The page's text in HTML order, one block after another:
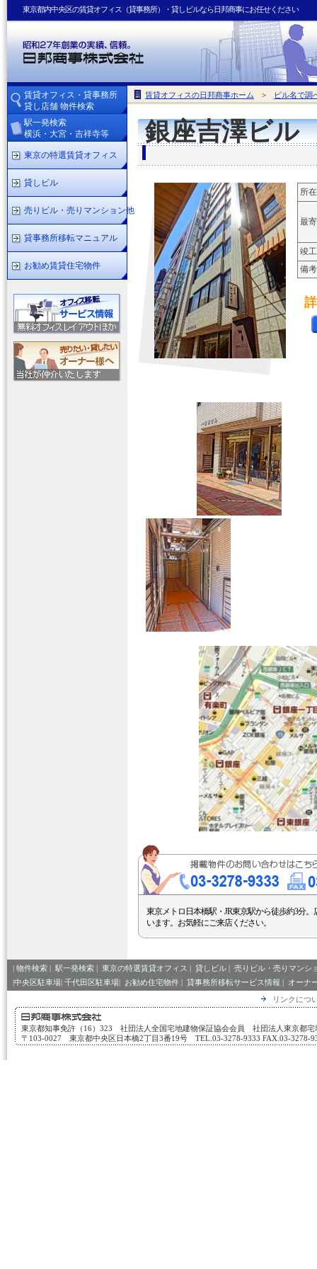
東京都内中央区の賃貸オフィス（貸事務所）・貸しビルなら日邦商事にお任せください
賃貸オフィスの日邦商事ホーム > ビル名で調
銀座吉澤ビル
所
最
竣工
備考
東京メトロ日本橋駅・JR東京駅から徒歩約3分。
います。お気軽にご来店ください。
賃貸オフィス・貸事務所
貸し店舗 物件検索
駅一発検索
横浜・大宮・吉祥寺等
東京の特選賃貸オフィス
貸しビル
売りビル・売りマンション他
貸事務所移転マニュアル
お勧め賃貸住宅物件
| 物件検索 | 駅一発検索 | 東京の特選賃貸オフィス | 貸しビル | 売りビル・売りマンシ
|中央区駐車場| 千代田区駐車場| お勧め住宅物件 | 貸事務所移転サービス情報 | オーナ
リンクにつ
東京都知事免許（16）323 社団法人全国宅地建物保証協会会員 社団法人東京都宅
〒103-0027 東京都中央区日本橋2丁目3番19号 TEL.03-3278-9333 FAX.03-3278-